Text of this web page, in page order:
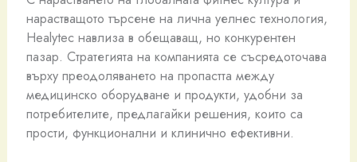
нарастващото търсене на лична уелнес технология,
Healytec навлиза в обещаващ, но конкурентен
пазар. Стратегията на компанията се съсредоточава
върху преодоляването на пропастта между
медицинско оборудване и продукти, удобни за
потребителите, предлагайки решения, които са
прости, функционални и клинично ефективни.